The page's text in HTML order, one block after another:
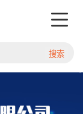
搜索